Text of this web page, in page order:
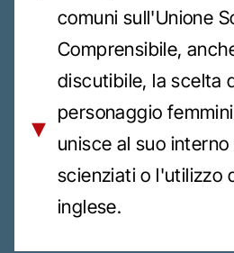
comuni sull'Unione
Comprensibile,
discutibile, la scelta
personaggio
unisce al suo
scienziati o l'utilizzo
inglese.